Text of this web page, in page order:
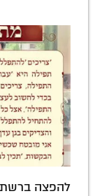
להפצה